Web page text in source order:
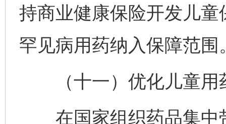
持商业健康保险开发儿
罕见病用药纳入保障范围
（十一）优化儿童用
在国家组织药品集中